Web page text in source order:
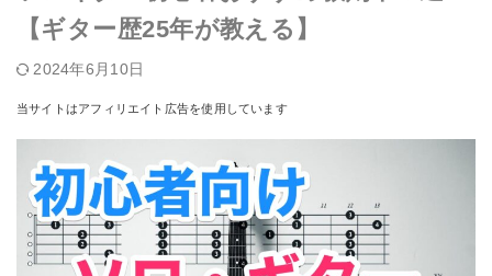
【ギター歴25年が教える】
2024年6月10日
当サイトはアフィリエイト広告を使用しています